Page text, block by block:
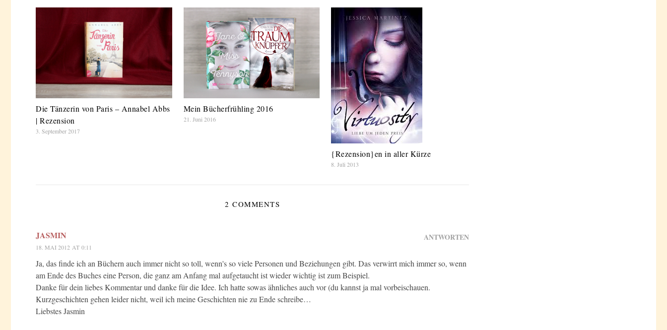
Die Tänzerin von Paris – Annabel Abbs
| Rezension
3. September 2017
Mein Bücherfrühling 2016
21. Juni 2016
{Rezension}en in aller Kürze
8. Juli 2013
2 COMMENTS
JASMIN
18. MAI 2012 AT 0:11
ANTWORTEN
Ja, das finde ich an Büchern auch immer nicht so toll, wenn's so viele Personen und Beziehungen gibt. Das verwirrt mich immer so, wenn
am Ende des Buches eine Person, die ganz am Anfang mal aufgetaucht ist wieder wichtig ist zum Beispiel.
Danke für dein liebes Kommentar und danke für die Idee. Ich hatte sowas ähnliches auch vor (du kannst ja mal vorbeischauen.
Kurzgeschichten gehen leider nicht, weil ich meine Geschichten nie zu Ende schreibe…
Liebstes Jasmin